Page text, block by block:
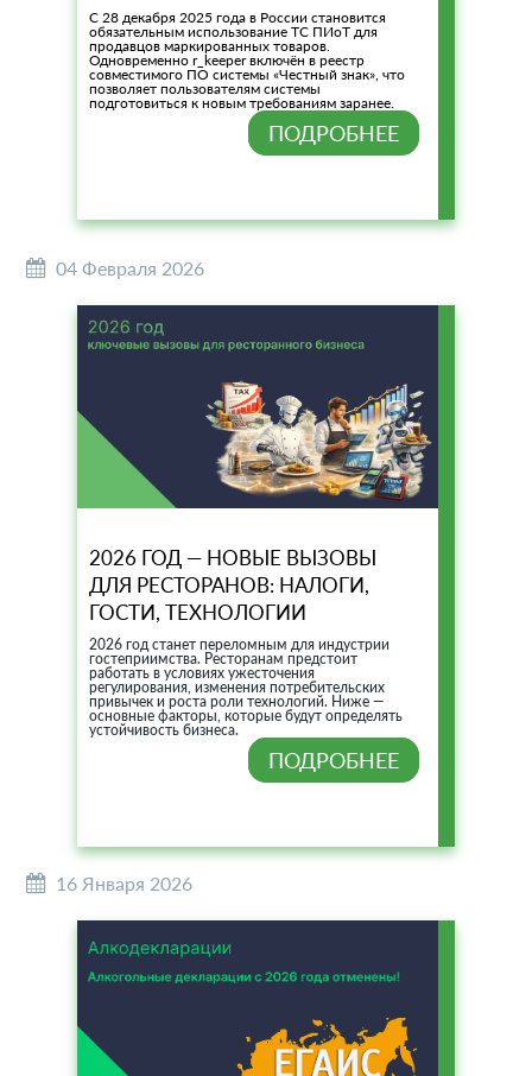
С 28 декабря 2025 года в России становится
обязательным использование ТС ПИоТ для
продавцов маркированных товаров.
Одновременно r_keeper включён в реестр
совместимого ПО системы «Честный знак», что
позволяет пользователям системы
подготовиться к новым требованиям заранее.
ПОДРОБНЕЕ
04 Февраля 2026
2026 ГОД — НОВЫЕ ВЫЗОВЫ
ДЛЯ РЕСТОРАНОВ: НАЛОГИ,
ГОСТИ, ТЕХНОЛОГИИ
2026 год станет переломным для индустрии
гостеприимства. Ресторанам предстоит
работать в условиях ужесточения
регулирования, изменения потребительских
привычек и роста роли технологий. Ниже —
основные факторы, которые будут определять
устойчивость бизнеса.
ПОДРОБНЕЕ
16 Января 2026